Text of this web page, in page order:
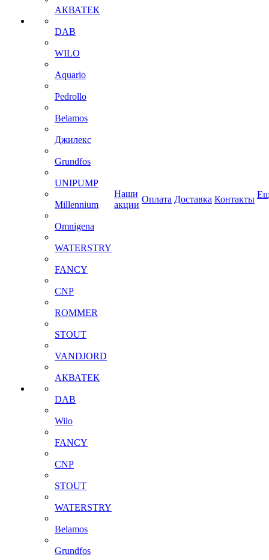
АКВАТЕК
DAB
WILO
Aquario
Pedrollo
Belamos
Джилекс
Grundfos
UNIPUMP
Millennium
Omnigena
WATERSTRY
FANCY
CNP
ROMMER
STOUT
VANDJORD
АКВАТЕК
DAB
Wilo
FANCY
CNP
STOUT
WATERSTRY
Belamos
Grundfos
Наши
акции
Оплата Доставка Контакты